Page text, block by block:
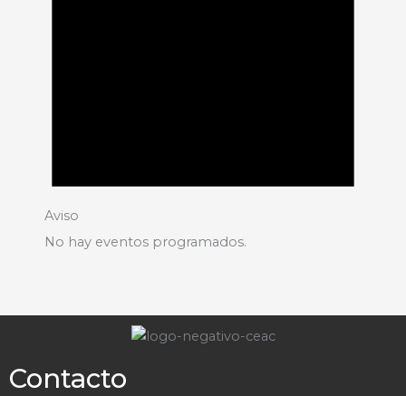
Aviso
No hay eventos programados.
Contacto